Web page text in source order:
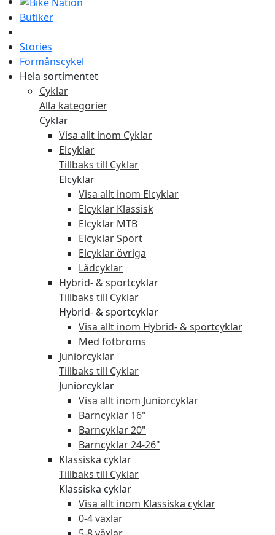
Butiker
Stories
Förmånscykel
Hela sortimentet
Cyklar
Alla kategorier
Cyklar
Visa allt inom Cyklar
Elcyklar
Tillbaks till Cyklar
Elcyklar
Visa allt inom Elcyklar
Elcyklar Klassisk
Elcyklar MTB
Elcyklar Sport
Elcyklar övriga
Lådcyklar
Hybrid- & sportcyklar
Tillbaks till Cyklar
Hybrid- & sportcyklar
Visa allt inom Hybrid- & sportcyklar
Med fotbroms
Juniorcyklar
Tillbaks till Cyklar
Juniorcyklar
Visa allt inom Juniorcyklar
Barncyklar 16"
Barncyklar 20"
Barncyklar 24-26"
Klassiska cyklar
Tillbaks till Cyklar
Klassiska cyklar
Visa allt inom Klassiska cyklar
0-4 växlar